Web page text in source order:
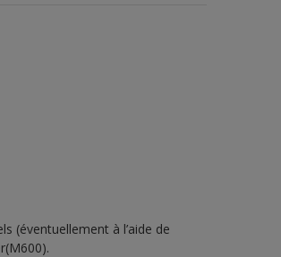
(éventuellement à l’aide de